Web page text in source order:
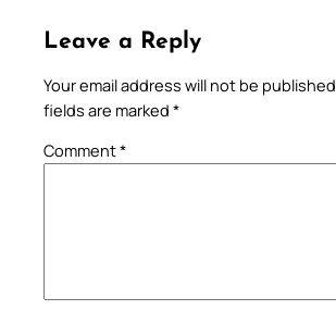
Leave a Reply
Your email address will not be
fields are marked *
Comment*